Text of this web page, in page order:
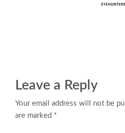
Leave a Reply
Your email address will not be
are marked *